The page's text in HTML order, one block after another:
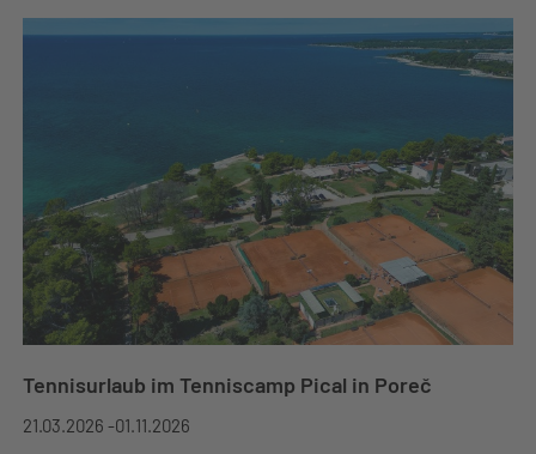
Tennisurlaub im Tenniscamp Pical in Poreč
21.03.2026 -01.11.2026